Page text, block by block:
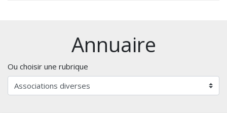
Annuaire
Ou choisir une rubrique